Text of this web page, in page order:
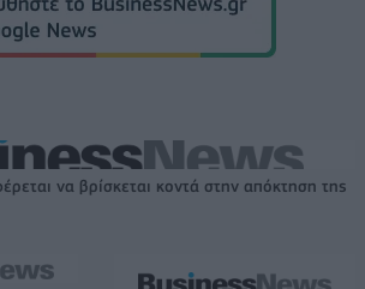
να βρίσκεται κοντά στην απόκτηση της